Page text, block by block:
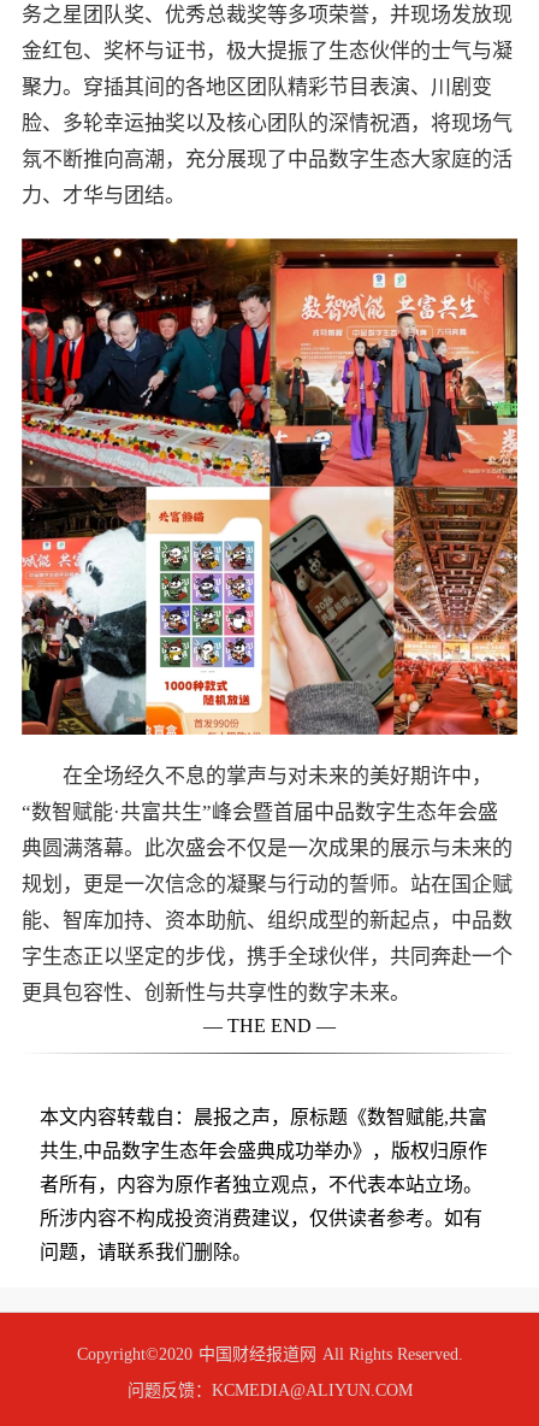
务之星团队奖、优秀总裁奖等多项荣誉，并现场发放现
金红包、奖杯与证书，极大提振了生态伙伴的士气与凝
聚力。穿插其间的各地区团队精彩节目表演、川剧变
脸、多轮幸运抽奖以及核心团队的深情祝酒，将现场气
氛不断推向高潮，充分展现了中品数字生态大家庭的活
力、才华与团结。
在全场经久不息的掌声与对未来的美好期许中，
“数智赋能·共富共生”峰会暨首届中品数字生态年会盛
典圆满落幕。此次盛会不仅是一次成果的展示与未来的
规划，更是一次信念的凝聚与行动的誓师。站在国企赋
能、智库加持、资本助航、组织成型的新起点，中品数
字生态正以坚定的步伐，携手全球伙伴，共同奔赴一个
更具包容性、创新性与共享性的数字未来。
— THE END —
本文内容转载自：晨报之声，原标题《数智赋能,共富
共生,中品数字生态年会盛典成功举办》，版权归原作
者所有，内容为原作者独立观点，不代表本站立场。
所涉内容不构成投资消费建议，仅供读者参考。如有
问题，请联系我们删除。
Copyright©2020 中国财经报道网 All Rights Reserved.
问题反馈：KCMEDIA@ALIYUN.COM